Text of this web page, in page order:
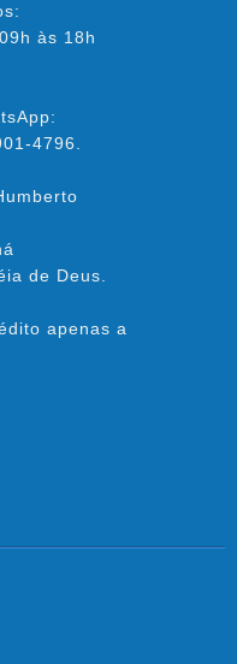
às 18h
4796.
de Deus.
apenas a